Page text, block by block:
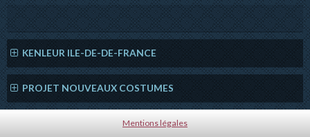
KENLEUR ILE-DE-DE-FRANCE
PROJET NOUVEAUX COSTUMES
Mentions légales